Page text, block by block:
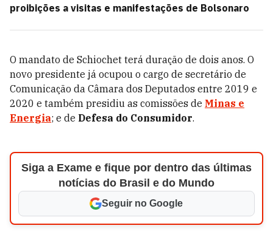
proibições a visitas e manifestações de Bolsonaro
O mandato de Schiochet terá duração de dois anos. O
novo presidente já ocupou o cargo de secretário de
Comunicação da Câmara dos Deputados entre 2019 e
2020 e também presidiu as comissões de Minas e
Energia; e de Defesa do Consumidor.
Siga a Exame e fique por dentro das últimas
notícias do Brasil e do Mundo
Seguir no Google